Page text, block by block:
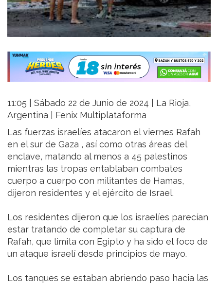
11:05 | Sábado 22 de Junio de 2024 | La Rioja,
Argentina | Fenix Multiplataforma
Las fuerzas israelíes atacaron el viernes Rafah
en el sur de Gaza , así como otras áreas del
enclave, matando al menos a 45 palestinos
mientras las tropas entablaban combates
cuerpo a cuerpo con militantes de Hamas,
dijeron residentes y el ejército de Israel.
Los residentes dijeron que los israelíes parecían
estar tratando de completar su captura de
Rafah, que limita con Egipto y ha sido el foco de
un ataque israelí desde principios de mayo.
Los tanques se estaban abriendo paso hacia las